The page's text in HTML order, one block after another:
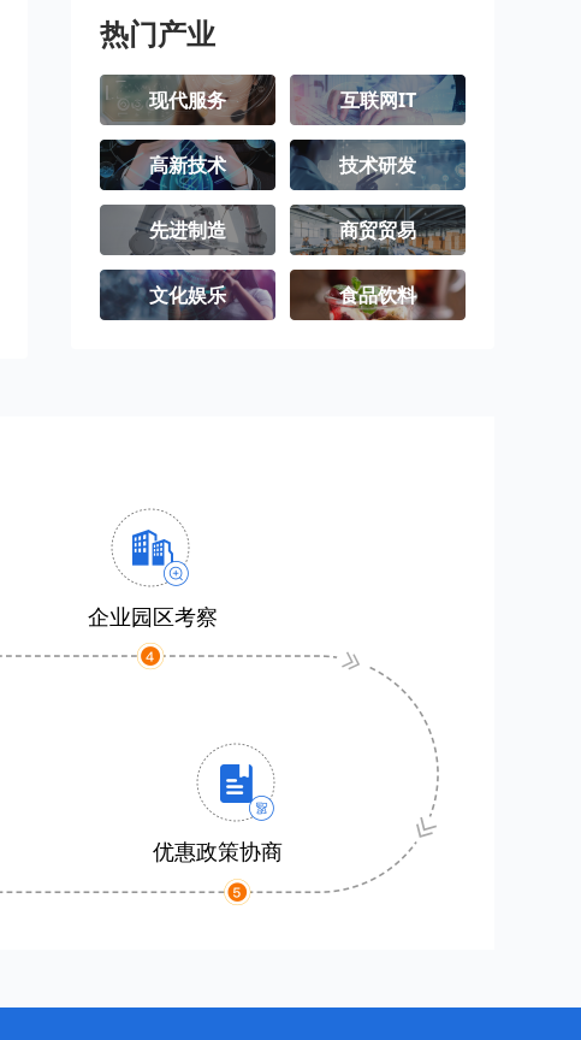
热门产业
现代服务 互联网IT
高新技术 技术研发
先进制造 商贸贸易
文化娱乐 食品饮料
企业园区考察
优惠政策协商